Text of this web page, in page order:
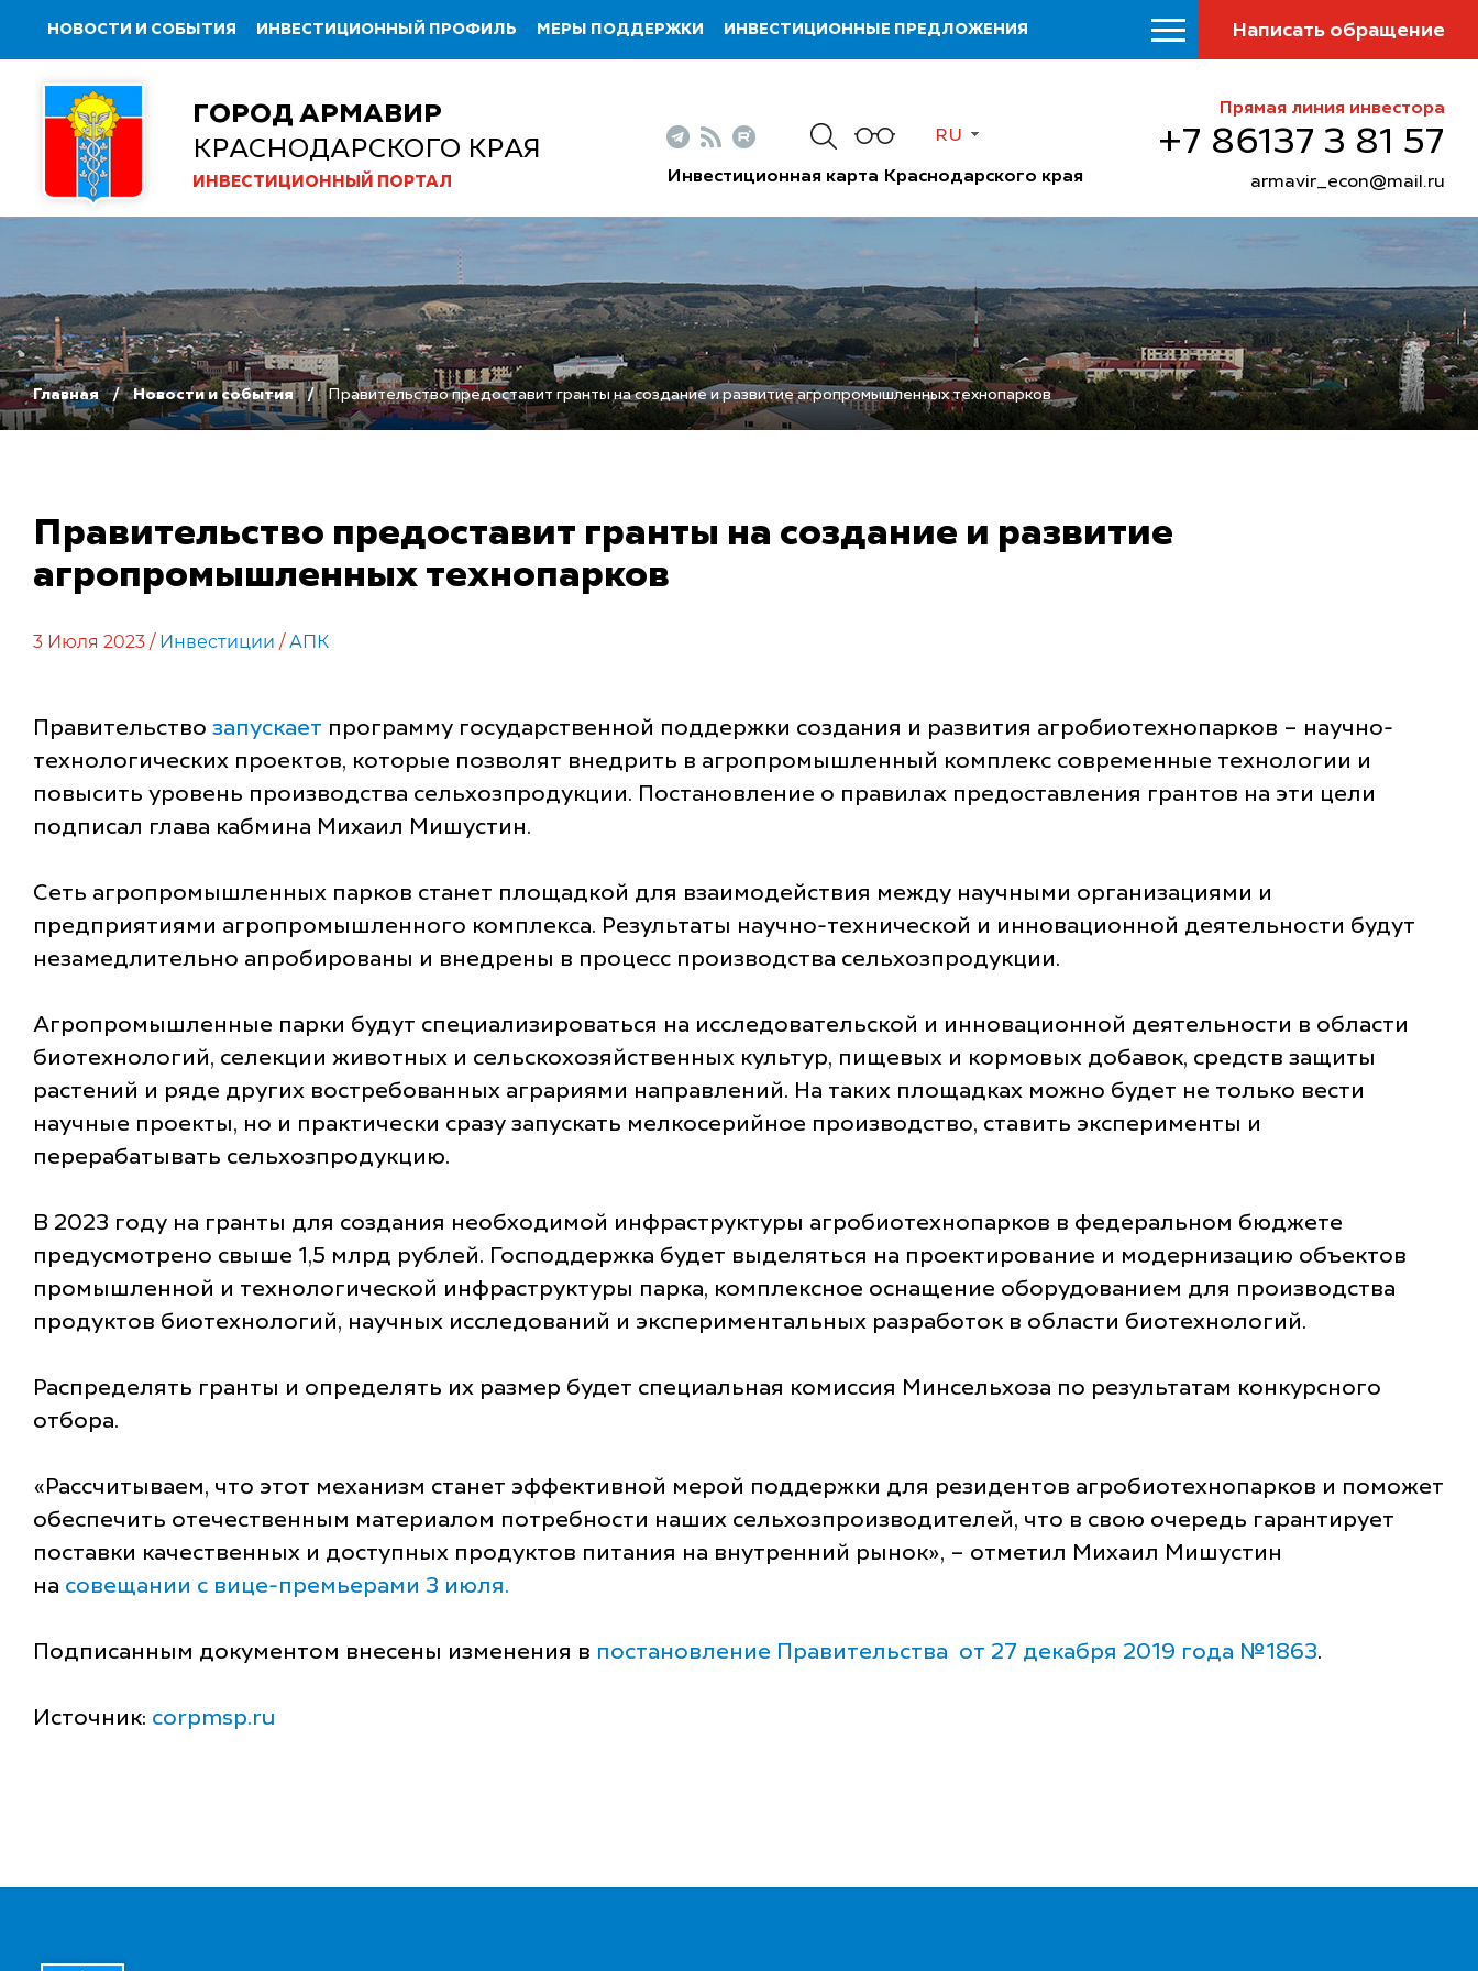
НОВОСТИ И СОБЫТИЯ ИНВЕСТИЦИОННЫЙ ПРОФИЛЬ МЕРЫ ПОДДЕРЖКИ ИНВЕСТИЦИОННЫЕ ПРЕДЛОЖЕНИЯ Написать обращение
ГОРОД АРМАВИР
КРАСНОДАРСКОГО КРАЯ
ИНВЕСТИЦИОННЫЙ ПОРТАЛ
RU
Инвестиционная карта Краснодарского края
Прямая линия инвестора
+7 86137 3 81 57
armavir_econ@mail.ru
Главная Новости и события Правительство предоставит гранты на создание и развитие агропромышленных технопарков
Правительство предоставит гранты на создание и развитие
агропромышленных технопарков
3 Июля 2023 / Инвестиции / АПК
Правительство запускает программу государственной поддержки создания и развития агробиотехнопарков – научно-
технологических проектов, которые позволят внедрить в агропромышленный комплекс современные технологии и
повысить уровень производства сельхозпродукции. Постановление о правилах предоставления грантов на эти цели
подписал глава кабмина Михаил Мишустин.
Сеть агропромышленных парков станет площадкой для взаимодействия между научными организациями и
предприятиями агропромышленного комплекса. Результаты научно-технической и инновационной деятельности будут
незамедлительно апробированы и внедрены в процесс производства сельхозпродукции.
Агропромышленные парки будут специализироваться на исследовательской и инновационной деятельности в области
биотехнологий, селекции животных и сельскохозяйственных культур, пищевых и кормовых добавок, средств защиты
растений и ряде других востребованных аграриями направлений. На таких площадках можно будет не только вести
научные проекты, но и практически сразу запускать мелкосерийное производство, ставить эксперименты и
перерабатывать сельхозпродукцию.
В 2023 году на гранты для создания необходимой инфраструктуры агробиотехнопарков в федеральном бюджете
предусмотрено свыше 1,5 млрд рублей. Господдержка будет выделяться на проектирование и модернизацию объектов
промышленной и технологической инфраструктуры парка, комплексное оснащение оборудованием для производства
продуктов биотехнологий, научных исследований и экспериментальных разработок в области биотехнологий.
Распределять гранты и определять их размер будет специальная комиссия Минсельхоза по результатам конкурсного
отбора.
«Рассчитываем, что этот механизм станет эффективной мерой поддержки для резидентов агробиотехнопарков и поможет
обеспечить отечественным материалом потребности наших сельхозпроизводителей, что в свою очередь гарантирует
поставки качественных и доступных продуктов питания на внутренний рынок», – отметил Михаил Мишустин
на совещании с вице-премьерами 3 июля.
Подписанным документом внесены изменения в постановление Правительства от 27 декабря 2019 года №1863.
Источник: corpmsp.ru